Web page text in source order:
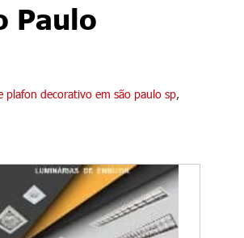
Paulo
plafon decorativo em são paulo sp,